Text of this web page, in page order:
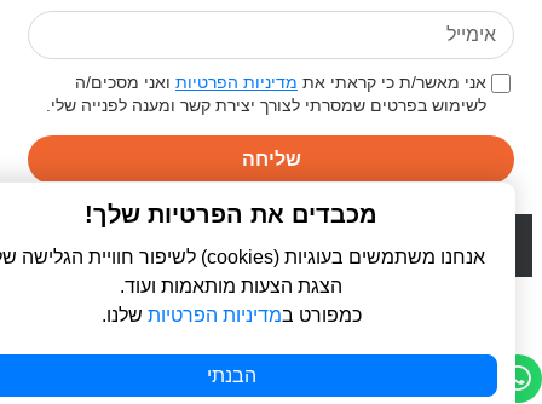
אני מאשר/ת כי קראתי אתמדיניות הפרטיותואני מסכים/ה
לשימוש בפרטים שמסרתי לצורך יצירת קשר ומענה לפנייה שלי.
שליחה
WebDigital | וובדיגיטל - עיצוב ובניית אתרים
מכבדים את הפרטיות שלך!
אנחנו משתמשים בעוגיות (cookies) לשיפור חוויית הגלישה שלך,
הצגת הצעות מותאמות ועוד.
כמפורט במדיניות הפרטיותשלנו.
הבנתי